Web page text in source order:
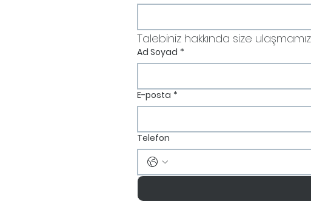
Talebiniz hakkında size
Ad Soyad *
E-posta *
Telefon